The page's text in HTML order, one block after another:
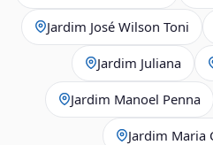
Jardim José Wilson Toni
Jardim Juliana
Jardim Manoel Penna
Jardim Maria